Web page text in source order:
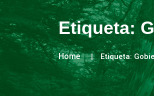
Etiqueta:
Home Etiqueta: